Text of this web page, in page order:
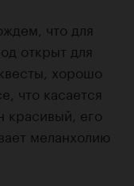
что для
открыт для
хорошо
что касается
красивый, его
меланхолию